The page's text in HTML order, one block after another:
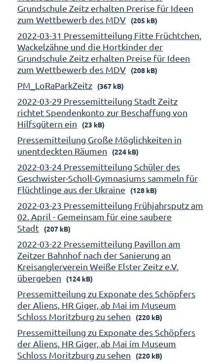
Grundschule Zeitz erhalten Prerise für Ideen
zum Wettbewerb des MDV
(205 kB)
2022-03-31 Pressemitteilung Fitte Früchtchen,
Wackelzähne und die Hortkinder der
Grundschule Zeitz erhalten Preise für Ideen
zum Wettbewerb des MDV
(208 kB)
PM_LoRaParkZeitz (367 kB)
2022-03-29 Pressemitteilung Stadt Zeitz
richtet Spendenkonto zur Beschaffung von
Hilfsgütern ein
(23 kB)
Pressemitteilung Große Möglichkeiten in
unentdeckten Räumen
(224 kB)
2022-03-24 Pressemitteilung Schüler des
Geschwister-Scholl-Gymnasiums sammeln für
Flüchtlinge aus der Ukraine
(128 kB)
2022-03-23 Pressemitteilung Frühjahrsputz am
02. April - Gemeinsam für eine saubere
Stadt
(207 kB)
2022-03-22 Pressemitteilung Pavillon am
Zeitzer Bahnhof nach der Sanierung an
Kreisanglerverein Weiße Elster Zeitz e.V.
übergeben
(124 kB)
Pressemitteilung zu Exponate des Schöpfers
der Aliens, HR Giger, ab Mai im Museum
Schloss Moritzburg zu sehen
(220 kB)
Pressemitteilung zu Exponate des Schöpfers
der Aliens, HR Giger, ab Mai im Museum
Schloss Moritzburg zu sehen
(220 kB)